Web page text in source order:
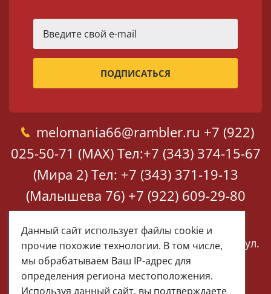
melomania66@rambler.ru +7 (922)
025-50-71 (MAX) Тел:+7 (343) 374-15-67
(Мира 2) Тел: +7 (343) 371-19-13
(Малышева 76) +7 (922) 609-29-80
(MAX)
Екатеринбург, ул. Мира 2
Екатеринбург, ул.
Малышева 76
Данный сайт использует файлы cookie и
прочие похожие технологии. В том числе,
мы обрабатываем Ваш IP-адрес для
определения региона местоположения.
Используя данный сайт, вы подтверждаете